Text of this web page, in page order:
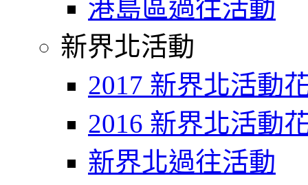
港島區過往活動
新界北活動
2017 新界北活動
2016 新界北活動
新界北過往活動